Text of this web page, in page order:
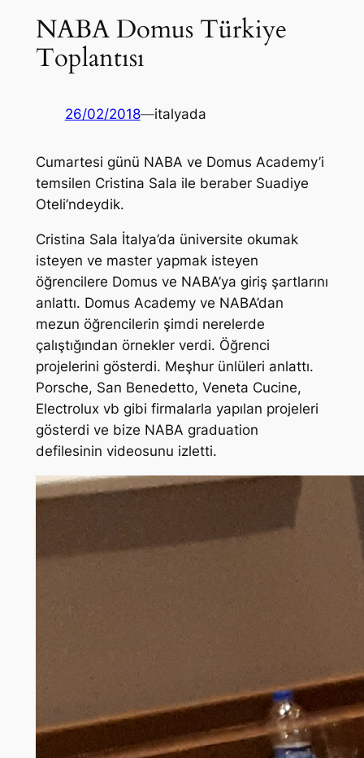
NABA Domus Türkiye
Toplantısı
26/02/2018—italyada
Cumartesi günü NABA ve Domus Academy’i
temsilen Cristina Sala ile beraber Suadiye
Oteli’ndeydik.
Cristina Sala İtalya’da üniversite okumak
isteyen ve master yapmak isteyen
öğrencilere Domus ve NABA’ya giriş şartlarını
anlattı. Domus Academy ve NABA’dan
mezun öğrencilerin şimdi nerelerde
çalıştığından örnekler verdi. Öğrenci
projelerini gösterdi. Meşhur ünlüleri anlattı.
Porsche, San Benedetto, Veneta Cucine,
Electrolux vb gibi firmalarla yapılan projeleri
gösterdi ve bize NABA graduation
defilesinin videosunu izletti.